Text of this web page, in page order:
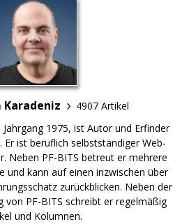
Karadeniz
4907 Artikel
1975, ist Autor und Erfinder
Er ist beruflich selbstständiger Web-
Neben PF-BITS betreut er mehrere
und kann auf einen inzwischen über
zurückblicken. Neben der
von PF-BITS schreibt er regelmäßig
und Kolumnen.